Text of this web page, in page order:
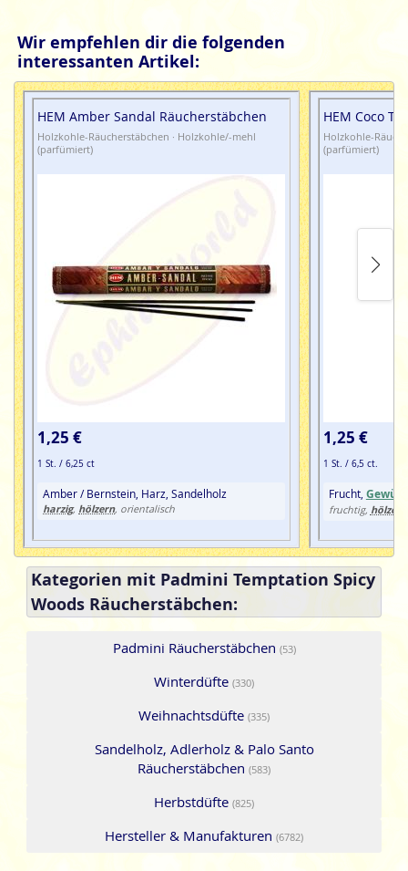
Wir empfehlen dir die folgenden
interessanten Artikel:
HEM Amber Sandal Räucherstäbchen
Holzkohle-Räucherstäbchen · Holzkohle/-mehl
(parfümiert)
1,25 €
1 St. / 6,25 ct
Amber / Bernstein, Harz, Sandelholz
harzig, hölzern, orientalisch
HEM Coco
Holzkohle-
(parfümiert)
1,25 €
1 St. / 6,5 ct.
Frucht, Gewürz
fruchtig, hölzern
Kategorien mit Padmini Temptation Spicy
Woods Räucherstäbchen:
Padmini Räucherstäbchen (53)
Winterdüfte (330)
Weihnachtsdüfte (335)
Sandelholz, Adlerholz & Palo Santo
Räucherstäbchen (583)
Herbstdüfte (825)
Hersteller & Manufakturen (6782)